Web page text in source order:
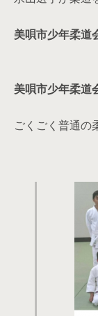
美唄市少年柔道
美唄市少年柔道
ごくごく普通の